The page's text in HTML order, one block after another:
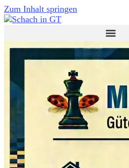
Zum Inhalt springen